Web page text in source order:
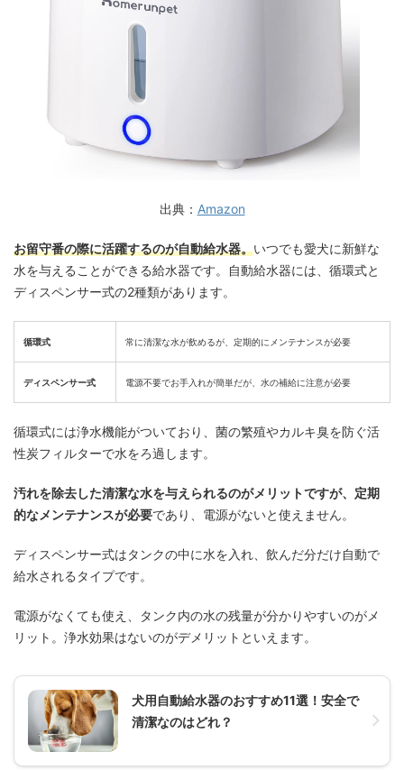
出典： Amazon
お留守番の際に活躍するのが自動給水器。いつでも愛犬に新鮮な
水を与えることができる給水器です。自動給水器には、循環式と
ディスペンサー式の2種類があります。
循環式 常に清潔な水が飲めるが、定期的にメンテナンスが必要
ディスペンサー式 電源不要でお手入れが簡単だが、水の補給に注意が必要
循環式には浄水機能がついており、菌の繁殖やカルキ臭を防ぐ活
性炭フィルターで水をろ過します。
汚れを除去した清潔な水を与えられるのがメリットですが、定期
的なメンテナンスが必要であり、電源がないと使えません。
ディスペンサー式はタンクの中に水を入れ、飲んだ分だけ自動で
給水されるタイプです。
電源がなくても使え、タンク内の水の残量が分かりやすいのがメ
リット。浄水効果はないのがデメリットといえます。
犬用自動給水器のおすすめ11選！安全で
清潔なのはどれ？